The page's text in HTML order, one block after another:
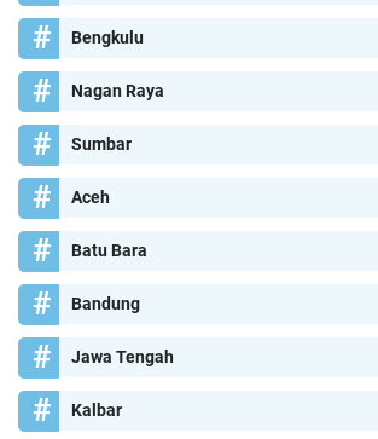
Bengkulu
Nagan Raya
Sumbar
Aceh
Batu Bara
Bandung
Jawa Tengah
Kalbar